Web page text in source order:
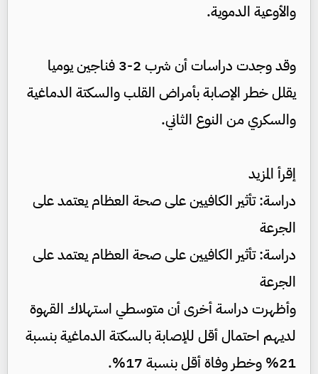
والأوعية الدموية.
وقد وجدت دراسات أن شرب 2-3 فناجين يوميا
يقلل خطر الإصابة بأمراض القلب والسكتة الدماغية
والسكري من النوع الثاني.
إقرأ المزيد
دراسة: تأثير الكافيين على صحة العظام يعتمد على
الجرعة
دراسة: تأثير الكافيين على صحة العظام يعتمد على
الجرعة
وأظهرت دراسة أخرى أن متوسطي استهلاك القهوة
لديهم احتمال أقل للإصابة بالسكتة الدماغية بنسبة
21% وخطر وفاة أقل بنسبة 17%.